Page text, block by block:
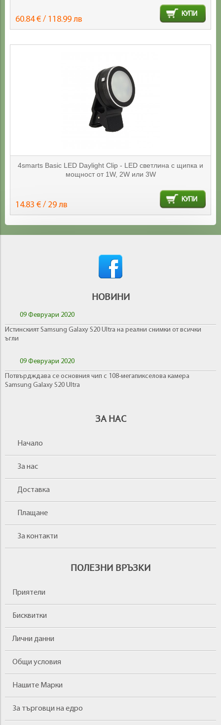
60.84 € / 118.99 лв
КУПИ
4smarts Basic LED Daylight Clip - LED светлина с щипка и
мощност от 1W, 2W или 3W
14.83 € / 29 лв
КУПИ
НОВИНИ
09 Февруари 2020
Истинският Samsung Galaxy S20 Ultra на реални снимки от всички
ъгли
09 Февруари 2020
Потвърдждава се основния чип с 108-мегапикселова камера
Samsung Galaxy S20 Ultra
ЗА НАС
Начало
За нас
Доставка
Плащане
За контакти
ПОЛЕЗНИ ВРЪЗКИ
Приятели
Бисквитки
Лични данни
Общи условия
Нашите Марки
За търговци на едро